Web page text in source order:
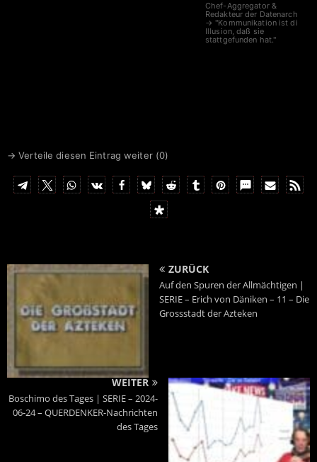
Chef-Aggregator &
Redakteur der Datenarche
→ "Kommunikation ist die
Illusion, daß sie
stattgefunden hat."
→ Verteile diesen Eintrag weiter (0)
ZURÜCK
Auf den Spuren der Allmächtigen |
SERIE – Erich von Däniken – 11 – Die
Grossstadt der Azteken
WEITER
Boschimo des Tages | SERIE – 2024-
06-24 – QUERDENKER-Nachrichten
des Tages